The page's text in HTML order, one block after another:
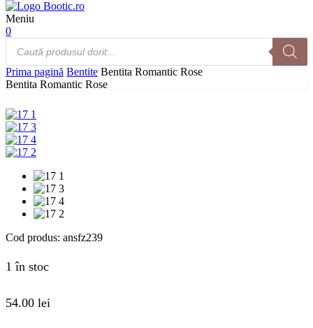
Meniu
0
Products
search
Prima pagină Bentite Bentita Romantic Rose
Bentita Romantic Rose
Cod produs: ansfz239
1 în stoc
54.00 lei